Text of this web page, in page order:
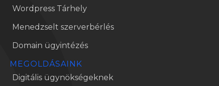
Wordpress Tárhely
Menedzselt szerverbérlés
Domain ügyintézés
MEGOLDÁSAINK
Digitális ügynökségeknek